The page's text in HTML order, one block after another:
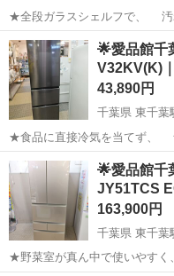
★全段ガラスシェルフで、 汚
品を凍らせず鮮度長持ちの、
つかんでも開けられる、 フリ
庫です♪ ---...
千葉 千葉市 東千葉駅
🌟愛品館千
V32KV(K)
43,890円
千葉県 東千葉
★食品に直接冷気を当てず、
ド」を採用！ ★野菜室を真ん
プの使いやすい冷蔵庫です♪
千葉 千葉市 東千葉駅
🌟愛品館千
JY51TCS
163,900円
千葉県 東千葉
★野菜室が真ん中で使いやす